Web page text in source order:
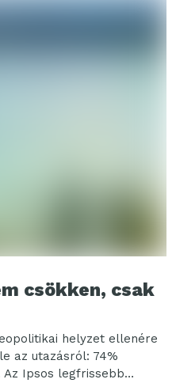
csökken, csak
helyzet ellenére
az utazásról: 74%
Ipsos legfrissebb